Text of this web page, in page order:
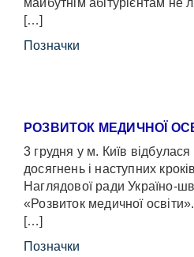
майбутнім абітурієнтам не
[…]
Позначки
РОЗВИТОК МЕДИЧНОЇ
3 грудня у м. Київ
досягнень і наступних
Наглядової ради Україно-
«Розвиток медичної
[…]
Позначки